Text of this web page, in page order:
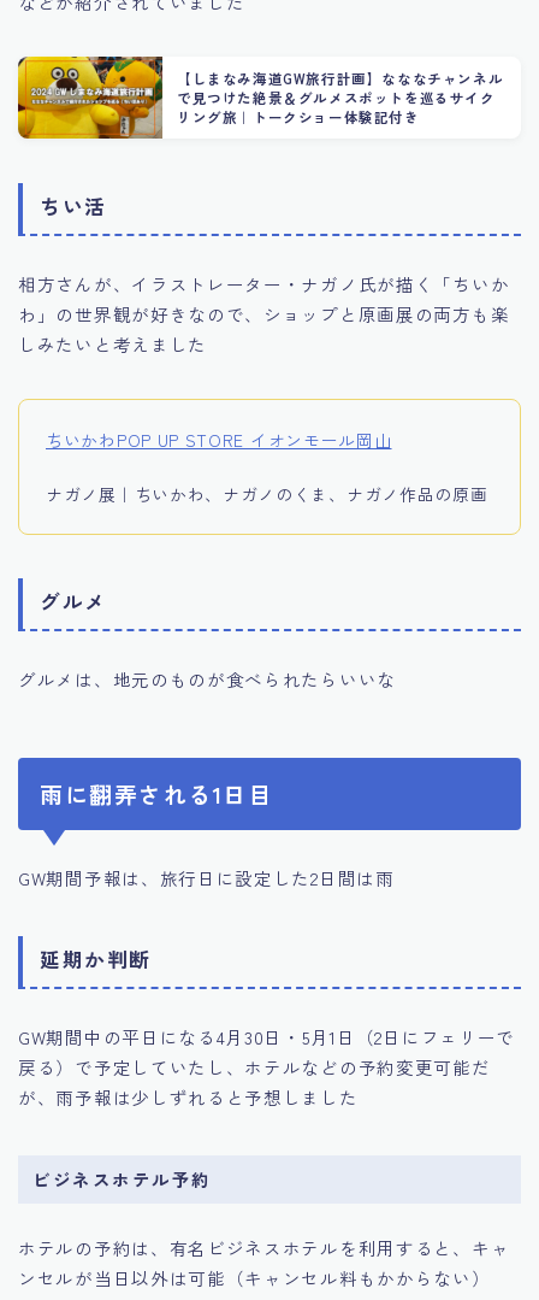
【しまなみ海道GW旅行計画】なななチャンネル
で見つけた絶景＆グルメスポットを巡るサイク
リング旅｜トークショー体験記付き
ちい活
相方さんが、イラストレーター・ナガノ氏が描く「ちいか
わ」の世界観が好きなので、ショップと原画展の両方も楽
しみたいと考えました
ちいかわPOP UP STORE イオンモール岡山
ナガノ展｜ちいかわ、ナガノのくま、ナガノ作品の原画
グルメ
グルメは、地元のものが食べられたらいいな
雨に翻弄される1日目
GW期間予報は、旅行日に設定した2日間は雨
延期か判断
GW期間中の平日になる4月30日・5月1日（2日にフェリーで
戻る）で予定していたし、ホテルなどの予約変更可能だ
が、雨予報は少しずれると予想しました
ビジネスホテル予約
ホテルの予約は、有名ビジネスホテルを利用すると、キャ
ンセルが当日以外は可能（キャンセル料もかからない）